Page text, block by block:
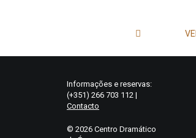
Informações e reservas:
(+351) 266 703 112 |
Contacto
© 2026 Centro Dramático